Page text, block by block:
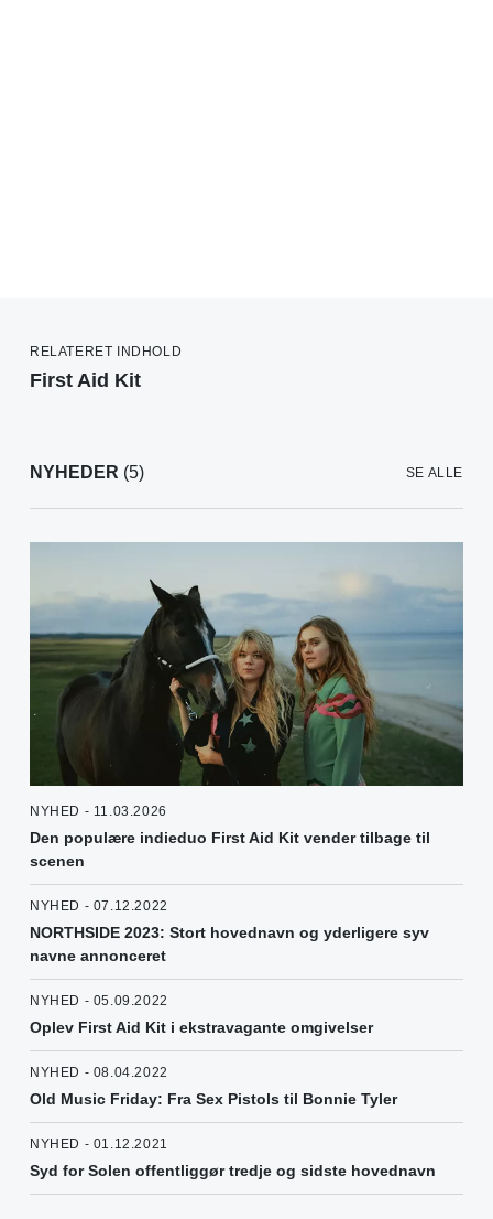
RELATERET INDHOLD
First Aid Kit
NYHEDER (5) SE ALLE
NYHED - 11.03.2026
Den populære indieduo First Aid Kit vender tilbage til
scenen
NYHED - 07.12.2022
NORTHSIDE 2023: Stort hovednavn og yderligere syv
navne annonceret
NYHED - 05.09.2022
Oplev First Aid Kit i ekstravagante omgivelser
NYHED - 08.04.2022
Old Music Friday: Fra Sex Pistols til Bonnie Tyler
NYHED - 01.12.2021
Syd for Solen offentliggør tredje og sidste hovednavn